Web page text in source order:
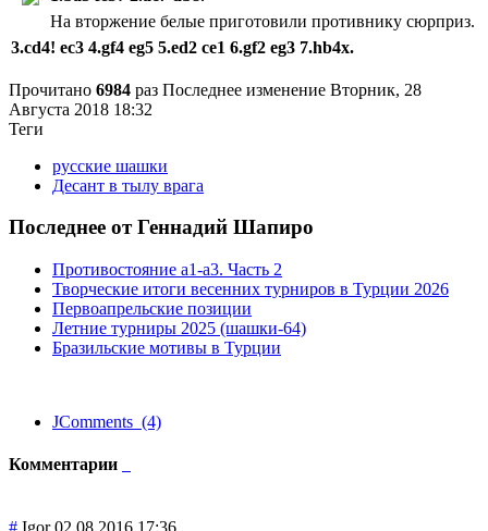
На вторжение белые приготовили противнику сюрприз.
3.cd4! ec3 4.gf4 eg5 5.ed2 ce1 6.gf2 eg3 7.hb4x.
Прочитано 6984 раз Последнее изменение Вторник, 28
Августа 2018 18:32
Теги
русские шашки
Десант в тылу врага
Последнее от Геннадий Шапиро
Противостояние a1-a3. Часть 2
Творческие итоги весенних турниров в Турции 2026
Первоапрельские позиции
Летние турниры 2025 (шашки-64)
Бразильские мотивы в Турции
JComments (4)
Комментарии
# Igor 02.08.2016 17:36